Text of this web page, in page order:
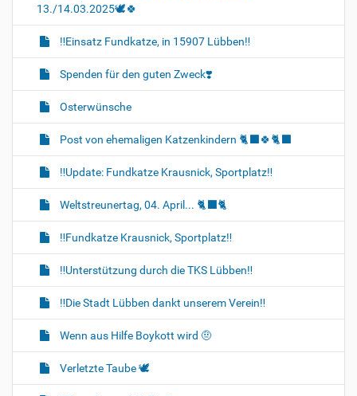
13./14.03.2025🕊🍀
‼️Einsatz Fundkatze, in 15907 Lübben‼️
Spenden für den guten Zweck❣️
Osterwünsche
Post von ehemaligen Katzenkindern 🐈‍⬛🍀🐈‍⬛
‼️Update: Fundkatze Krausnick, Sportplatz‼️
Weltstreunertag, 04. April... 🐈‍⬛🐈
‼️Fundkatze Krausnick, Sportplatz‼️
‼️Unterstützung durch die TKS Lübben‼️
‼️Die Stadt Lübben dankt unserem Verein‼️
Wenn aus Hilfe Boykott wird 🤨
Verletzte Taube 🕊